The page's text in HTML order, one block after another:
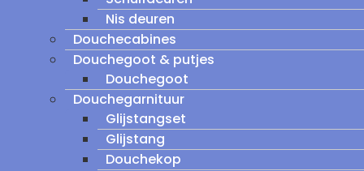
Nis deuren
Douchecabines
Douchegoot & putjes
Douchegoot
Douchegarnituur
Glijstangset
Glijstang
Douchekop